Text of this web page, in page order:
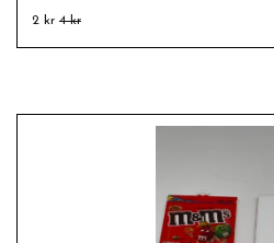
2 kr 4 kr